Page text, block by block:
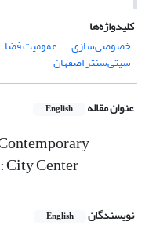
کلیدواژه‌ها
خصوصی‌سازی
عمومیت فضا
سیتی‌سنتر اصفهان
عنوان مقاله English
City Center
نویسندگان English